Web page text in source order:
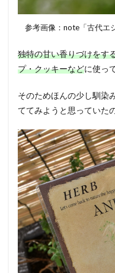
参考画像：note「古代エ
独特の甘い香りづけをす
プ・クッキーなどに使っ
そのためほんの少し馴染
ててみようと思っていた